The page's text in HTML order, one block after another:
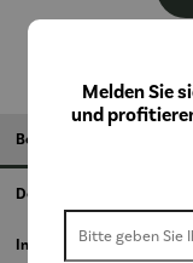
Beschreibung
Details
Informationen zum
Melden Sie
und